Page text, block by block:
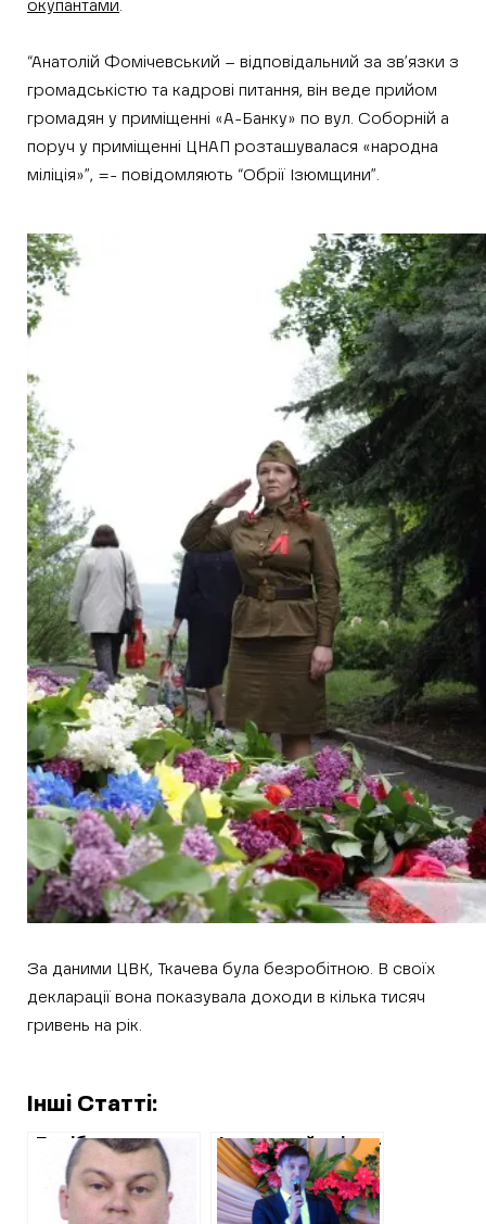
окупантами.
“Анатолій Фомічевський – відповідальний за зв’язки з
громадськістю та кадрові питання, він веде прийом
громадян у приміщенні «А-Банку» по вул. Соборній а
поруч у приміщенні ЦНАП розташувалася «народна
міліція»”, =- повідомляють “Обрії Ізюмщини”.
За даними ЦВК, Ткачева була безробітною. В своїх
декларації вона показувала доходи в кілька тисяч
гривень на рік.
Інші Статті:
Посібники
російських
окупантів на
Харківщині. Ізюм
Ізюмський співак-
колаборант
отримав підозру
за організацію в